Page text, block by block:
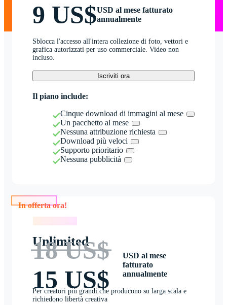
9 US$USD al mese fatturato
annualmente
Sblocca l'accesso all'intera collezione di foto, vettori e
grafica autorizzati per uso commerciale. Video non
incluso.
Iscriviti ora
Il piano include:
Cinque download di immagini al mese
Un pacchetto al mese
Nessuna attribuzione richiesta
Download più veloci
Supporto prioritario
Nessuna pubblicità
Unlimited
18 US$
15 US$
USD al mese
fatturato
annualmente
Per creatori più grandi che producono su larga scala e
richiedono libertà creativa